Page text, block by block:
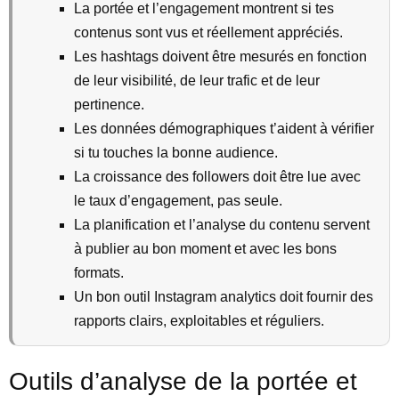
La portée et l’engagement montrent si tes
contenus sont vus et réellement appréciés.
Les hashtags doivent être mesurés en fonction
de leur visibilité, de leur trafic et de leur
pertinence.
Les données démographiques t’aident à vérifier
si tu touches la bonne audience.
La croissance des followers doit être lue avec
le taux d’engagement, pas seule.
La planification et l’analyse du contenu servent
à publier au bon moment et avec les bons
formats.
Un bon outil Instagram analytics doit fournir des
rapports clairs, exploitables et réguliers.
Outils d’analyse de la portée et